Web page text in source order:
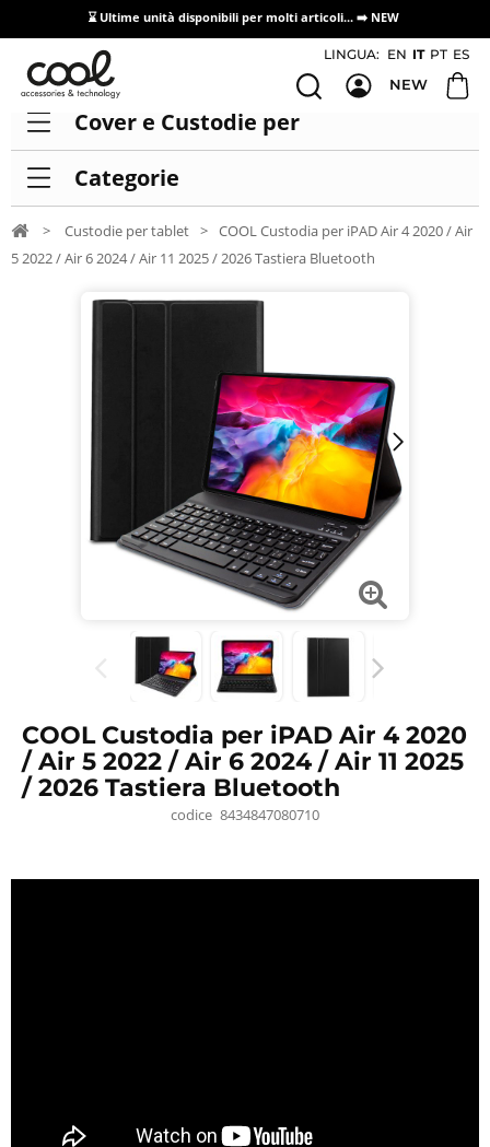
⌛ Ultime unità disponibili per molti articoli... ➡️ NEW
Accesso/registrazione distributori
LINGUA: EN IT PT ES
NEW
Cover e Custodie per
Categorie
> Custodie per tablet > COOL Custodia per iPAD Air 4 2020 / Air
5 2022 / Air 6 2024 / Air 11 2025 / 2026 Tastiera Bluetooth
COOL Custodia per iPAD Air 4 2020
/ Air 5 2022 / Air 6 2024 / Air 11 2025
/ 2026 Tastiera Bluetooth
codice 8434847080710